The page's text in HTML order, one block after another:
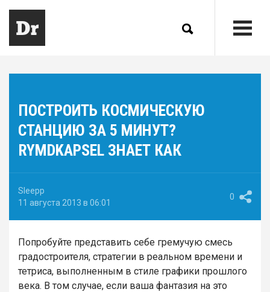
ПОСТРОИТЬ КОСМИЧЕСКУЮ
СТАНЦИЮ ЗА 5 МИНУТ?
RYMDKAPSEL ЗНАЕТ КАК
Sleepp
11 августа 2013 в 06:01
0
Попробуйте представить себе гремучую смесь
градостроителя, стратегии в реальном времени и
тетриса, выполненным в стиле графики прошлого
века. В том случае, если ваша фантазия на это